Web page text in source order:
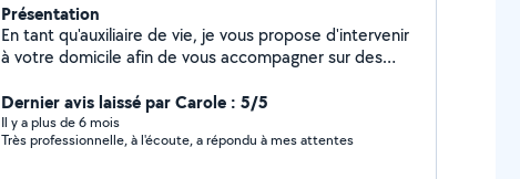
Présentation
En tant qu'auxiliaire de vie, je vous propose d'intervenir
à votre domicile afin de vous accompagner sur des
autonomie. Aide à la toilette, transferts, repas,
courses, repassage, ménage, en fonction de vos
besoins.
Dernier avis laissé par Carole : 5/5
Il y a plus de 6 mois
Très professionnelle, à l'écoute, a répondu à mes attentes